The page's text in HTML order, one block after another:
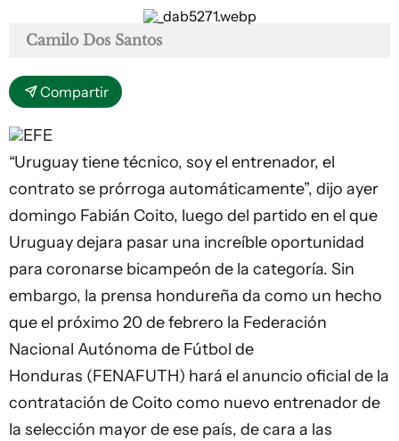
Camilo Dos Santos
Compartir
EFE
“Uruguay tiene técnico, soy el entrenador, el
contrato se prórroga automáticamente”, dijo ayer
domingo Fabián Coito, luego del partido en el que
Uruguay dejara pasar una increíble oportunidad
para coronarse bicampeón de la categoría. Sin
embargo, la prensa hondureña da como un hecho
que el próximo 20 de febrero la Federación
Nacional Autónoma de Fútbol de
Honduras (FENAFUTH) hará el anuncio oficial de la
contratación de Coito como nuevo entrenador de
la selección mayor de ese país, de cara a las